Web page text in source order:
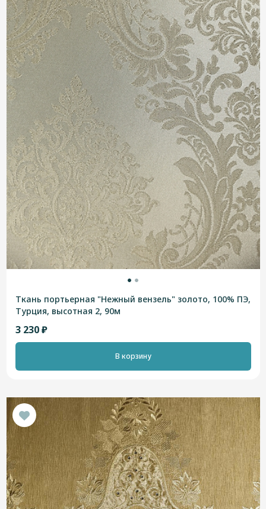
Ткань портьерная "Нежный вензель" золото, 100% ПЭ,
Турция, высотная 2, 90м
3 230 ₽
В корзину